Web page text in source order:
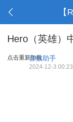
【
Hero（英雄）
点击重新加载音效助手
2024-12-3